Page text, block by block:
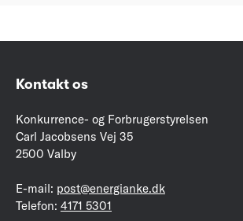
Kontakt os
Konkurrence- og Forbrugerstyrelsen
Carl Jacobsens Vej 35
2500 Valby
E-mail: post@energianke.dk
Telefon: 4171 5301